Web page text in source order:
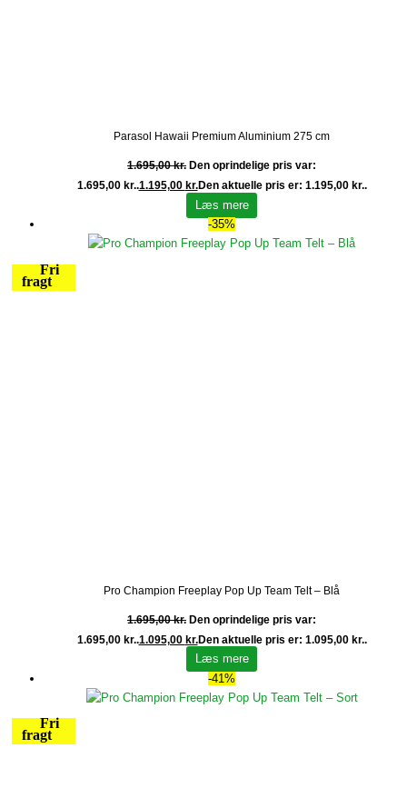
Parasol Hawaii Premium Aluminium 275 cm
1.695,00kr. Den oprindelige pris var:
1.695,00 kr..1.195,00 kr.Den aktuelle pris er: 1.195,00 kr..
Læs mere
-35%
Fri
fragt
Pro Champion Freeplay Pop Up Team Telt – Blå
1.695,00kr. Den oprindelige pris var:
1.695,00 kr..1.095,00 kr.Den aktuelle pris er: 1.095,00 kr..
Læs mere
-41%
Fri
fragt